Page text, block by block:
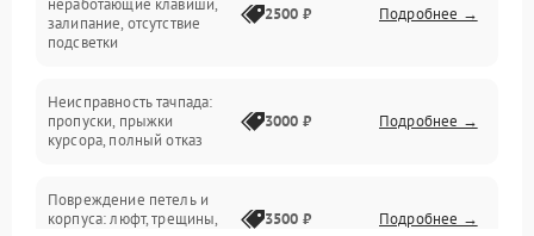
Батарея
Сеть и интернет
неработающие клавиши,
залипание, отсутствие
подсветки
2500 ₽ Подробнее →
Неисправность тачпада:
пропуски, прыжки
курсора, полный отказ
3000 ₽ Подробнее →
Повреждение петель и
корпуса: люфт, трещины,
3500 ₽ Подробнее →